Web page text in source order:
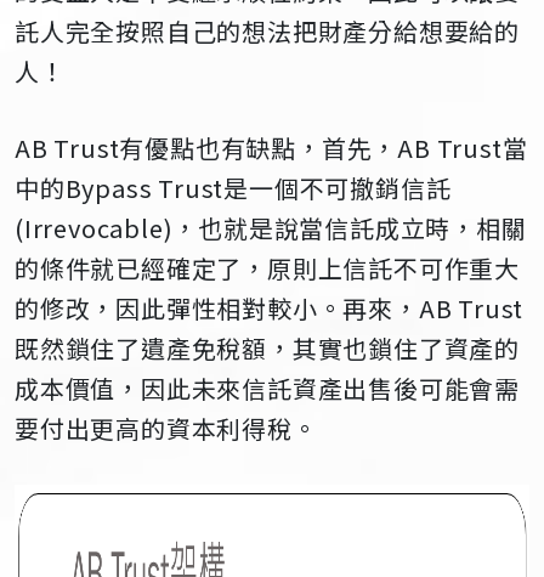
託人完全按照自己的想法把財產分給想要給的
人！
AB Trust有優點也有缺點，首先，AB Trust當
中的Bypass Trust是一個不可撤銷信託
(Irrevocable) ，也就是說當信託成立時，相關
的條件就已經確定了，原則上信託不可作重大
的修改，因此彈性相對較小。再來， AB Trust
既然鎖住了遺產免稅額，其實也鎖住了資產的
成本價值，因此未來信託資產出售後可能會需
要付出更高的資本利得稅。